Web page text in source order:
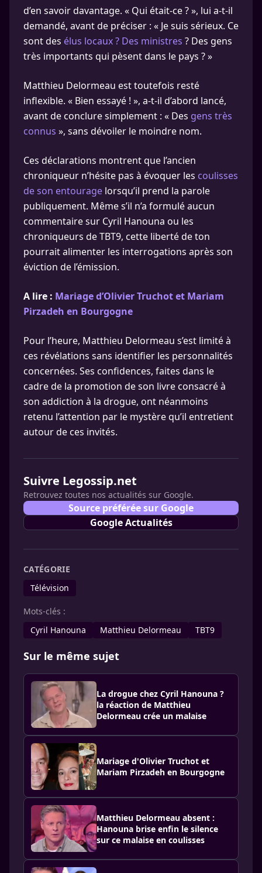
d’en savoir davantage. « Qui était-ce ? », lui a-t-il
demandé, avant de préciser : « Je suis sérieux. Ce
sont des élus locaux ? Des ministres ? Des gens
très importants qui pèsent dans le pays ? »
Matthieu Delormeau est toutefois resté
inflexible. « Bien essayé ! », a-t-il d’abord lancé,
avant de conclure simplement : « Des gens très
connus », sans dévoiler le moindre nom.
Ces déclarations montrent que l’ancien
chroniqueur n’hésite pas à évoquer les coulisses
de son entourage lorsqu’il prend la parole
publiquement. Même s’il n’a formulé aucun
commentaire sur Cyril Hanouna ou les
chroniqueurs de TBT9, cette liberté de ton
pourrait alimenter les interrogations après son
éviction de l’émission.
A lire : Mariage d’Olivier Truchot et Mariam
Pirzadeh en Bourgogne
Pour l’heure, Matthieu Delormeau s’est limité à
ces révélations sans identifier les personnalités
concernées. Ses confidences, faites dans le
cadre de la promotion de son livre consacré à
son addiction à la drogue, ont néanmoins
retenu l’attention par le mystère qu’il entretient
autour de ces invités.
Suivre Legossip.net
Retrouvez toutes nos actualités sur Google.
Source préférée sur Google
Google Actualités
CATÉGORIE
Télévision
Mots-clés :
Cyril Hanouna
Matthieu Delormeau TBT9
Sur le même sujet
La drogue chez Cyril Hanouna ?
la réaction de Matthieu
Delormeau crée un malaise
Mariage d'Olivier Truchot et
Mariam Pirzadeh en Bourgogne
Matthieu Delormeau absent :
Hanouna brise enfin le silence
sur ce malaise en coulisses